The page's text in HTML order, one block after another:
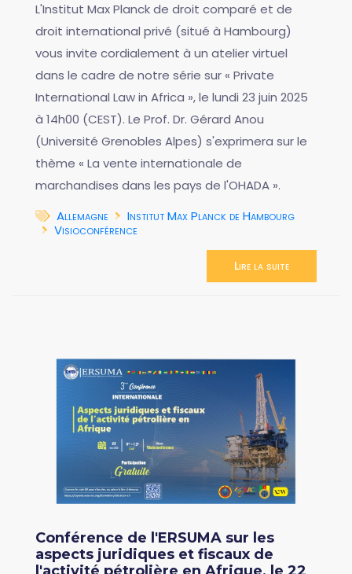
L'Institut Max Planck de droit comparé et de
droit international privé (situé à Hambourg)
vous invite cordialement à un atelier virtuel
dans le cadre de notre série sur « Private
International Law in Africa », le lundi 23 juin 2025
à 14h00 (CEST). Le Prof. Dr. Gérard Anou
(Université Grenobles Alpes) s'exprimera sur le
thème « La vente internationale de
marchandises dans les pays de l'OHADA ».
Allemagne
Institut Max Planck de Hambourg
Visioconférence
Lire la suite
Conférence de l'ERSUMA sur les
aspects juridiques et fiscaux de